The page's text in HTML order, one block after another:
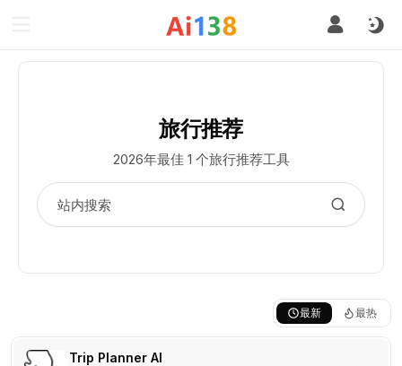
旅行推荐
2026年最佳 1 个旅行推荐工具
最新 最热
Trip Planner AI